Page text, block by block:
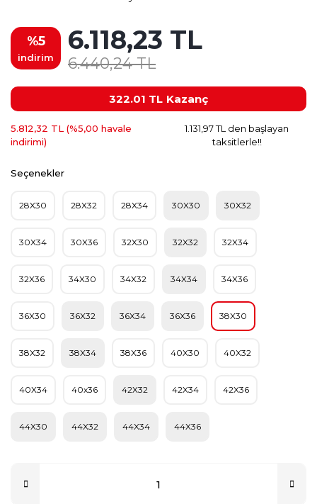
%5
indirim
6.118,23 TL
6.440,24 TL
322.01 TL Kazanç
5.812,32 TL (%5,00 havale
indirimi)
1.131,97 TL den başlayan
taksitlerle!!
Seçenekler
28X30 28X32 28X34 30X30 30X32
30X34 30X36 32X30 32X32 32X34
32X36 34X30 34X32 34X34 34X36
36X30 36X32 36X34 36X36 38X30
38X32 38X34 38X36 40X30 40X32
40X34 40x36 42X32 42X34 42X36
44X30 44X32 44X34 44X36